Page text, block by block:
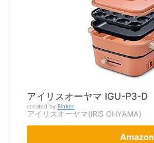
アイリスオーヤマ IGU-P3-D
created by Rinker
アイリスオーヤマ(IRIS OHYAMA)
Amazon